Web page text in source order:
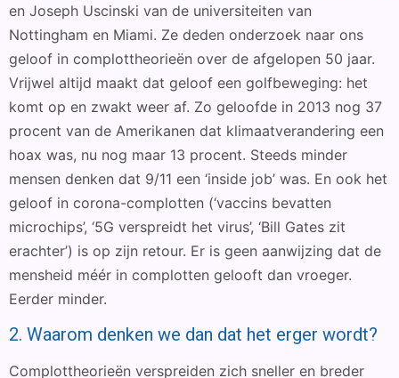
en Joseph Uscinski van de universiteiten van
Nottingham en Miami. Ze deden onderzoek naar ons
geloof in complottheorieën over de afgelopen 50 jaar.
Vrijwel altijd maakt dat geloof een golfbeweging: het
komt op en zwakt weer af. Zo geloofde in 2013 nog 37
procent van de Amerikanen dat klimaatverandering een
hoax was, nu nog maar 13 procent. Steeds minder
mensen denken dat 9/11 een ‘inside job’ was. En ook het
geloof in corona-complotten (‘vaccins bevatten
microchips’, ‘5G verspreidt het virus’, ‘Bill Gates zit
erachter’) is op zijn retour. Er is geen aanwijzing dat de
mensheid méér in complotten gelooft dan vroeger.
Eerder minder.
2. Waarom denken we dan dat het erger wordt?
Complottheorieën verspreiden zich sneller en breder